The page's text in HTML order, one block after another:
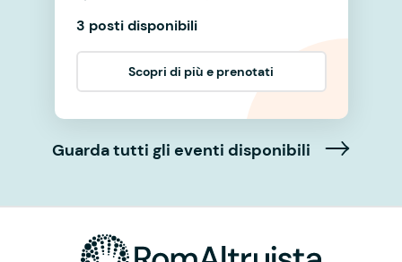
3 posti disponibili
Scopri di più e prenotati
Guarda tutti gli eventi disponibili